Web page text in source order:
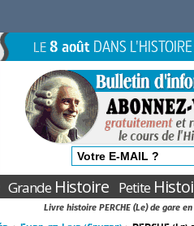
LE8 août DANS L'HISTOIRE
GrandeHistoire Petite
Livre histoire PERCHE (Le) de gare